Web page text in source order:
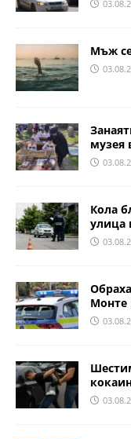
Мъж
музея
Кола
улица
Монте